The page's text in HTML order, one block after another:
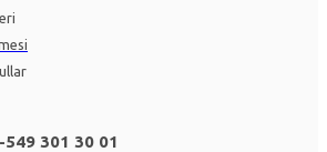
301 30 01